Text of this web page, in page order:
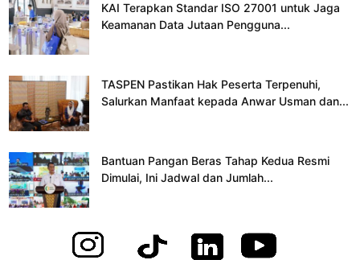
KAI Terapkan Standar ISO 27001 untuk Jaga
Keamanan Data Jutaan Pengguna...
TASPEN Pastikan Hak Peserta Terpenuhi,
Salurkan Manfaat kepada Anwar Usman dan...
Bantuan Pangan Beras Tahap Kedua Resmi
Dimulai, Ini Jadwal dan Jumlah...